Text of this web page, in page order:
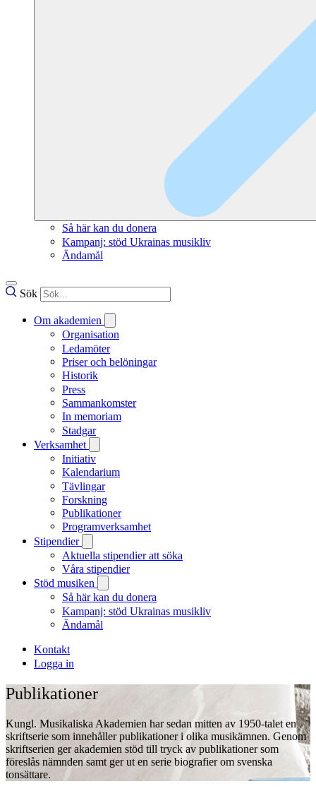
Så här kan du donera
Kampanj: stöd Ukrainas musikliv
Ändamål
Sök
Om akademien
Organisation
Ledamöter
Priser och belöningar
Historik
Press
Sammankomster
In memoriam
Stadgar
Verksamhet
Initiativ
Kalendarium
Tävlingar
Forskning
Publikationer
Programverksamhet
Stipendier
Aktuella stipendier att söka
Våra stipendier
Stöd musiken
Så här kan du donera
Kampanj: stöd Ukrainas musikliv
Ändamål
Kontakt
Logga in
Publikationer
Kungl. Musikaliska Akademien har sedan mitten av 1950-talet en
skriftserie som innehåller publikationer i olika musikämnen. Genom
skriftserien ger akademien stöd till tryck av publikationer som
föreslås nämnden samt ger ut en serie biografier om svenska
tonsättare.